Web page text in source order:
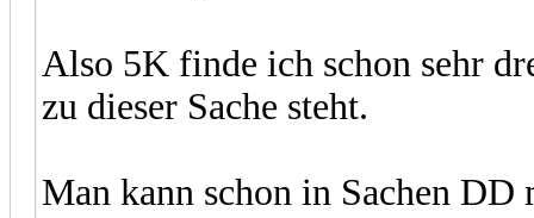
Also 5K finde ich schon sehr
zu dieser Sache steht.
Man kann schon in Sachen DD